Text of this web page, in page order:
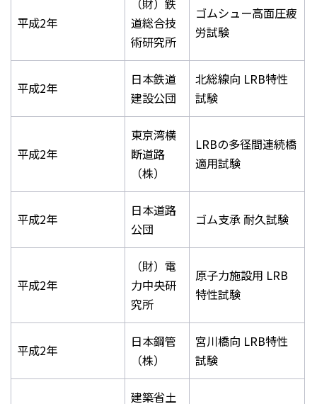
平成2年
道総合技
術研究所
ゴムシュー高面圧疲
労試験
平成2年
日本鉄道
建設公団
北総線向 LRB特性
試験
平成2年
東京湾横
断道路
（株）
LRBの多径間連続橋
適用試験
平成2年
日本道路
公団
ゴム支承 耐久試験
平成2年
（財）電
力中央研
究所
原子力施設用 LRB
特性試験
平成2年
日本鋼管
（株）
宮川橋向 LRB特性
試験
建築省土